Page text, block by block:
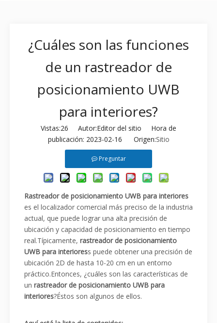
¿Cuáles son las funciones
de un rastreador de
posicionamiento UWB
para interiores?
Vistas:26 Autor:Editor del sitio Hora de
publicación: 2023-02-16 Origen:Sitio
Preguntar
Rastreador de posicionamiento UWB para interiores
es el localizador comercial más preciso de la industria
actual, que puede lograr una alta precisión de
ubicación y capacidad de posicionamiento en tiempo
real.Típicamente, rastreador de posicionamiento
UWB para interioress puede obtener una precisión de
ubicación 2D de hasta 10-20 cm en un entorno
práctico.Entonces, ¿cuáles son las características de
un rastreador de posicionamiento UWB para
interiores?Éstos son algunos de ellos.